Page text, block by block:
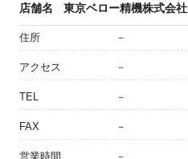
店舗名 東京ベロー精機株式会社
住所 －
アクセス －
TEL －
FAX －
営業時間 －